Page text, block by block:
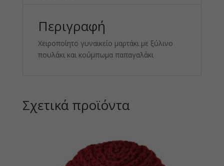
Περιγραφή
Χειροποίητο γυναικείο μαρτάκι με ξύλινο
πουλάκι και κούμπωμα παπαγαλάκι
Σχετικά προϊόντα